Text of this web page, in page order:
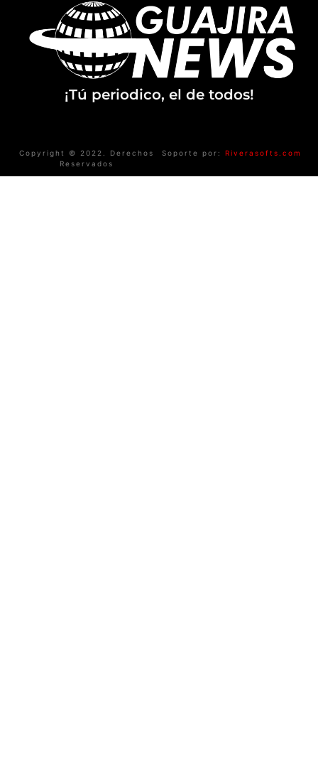
¡Tú periodico, el de todos!
Copyright © 2022. Derechos
Reservados
Soporte por: Riverasofts.com